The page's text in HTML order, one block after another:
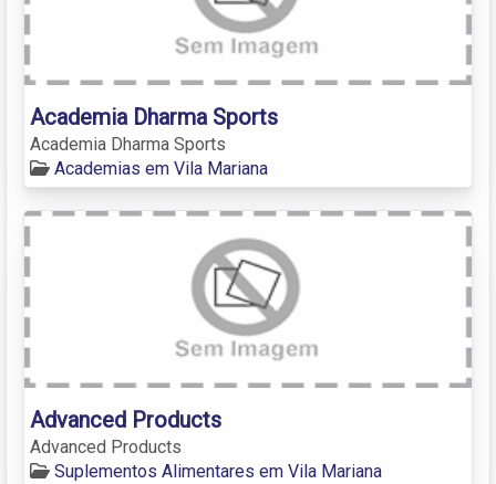
Academia Dharma Sports
Academia Dharma Sports
Academias em Vila Mariana
Advanced Products
Advanced Products
Suplementos Alimentares em Vila Mariana